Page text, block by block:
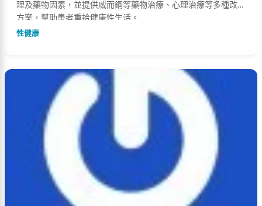
理及藥物因素，並提供威而鋼等藥物治療、心理治療等多種改善
方案，幫助患者重拾健康性生活。
性健康